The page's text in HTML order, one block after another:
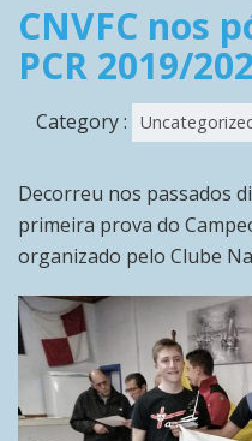
CNVFC nos
PCR 2019/
Category :
Decorreu nos passados
primeira prova do
organizado pelo Clube